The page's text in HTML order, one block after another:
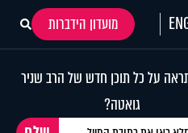
מועדון הידברות
על כל תוכן חדש של הרב שניר
גואטה?